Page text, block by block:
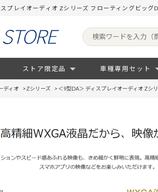
プレイオーディオ Zシリーズ フローティングビッグ
ストア限定品 車種専用セット
ディオ >Zシリーズ > ＜9型DA＞ ディスプレイオーディオ Zシ